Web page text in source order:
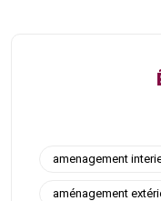
amenagement
aménagement